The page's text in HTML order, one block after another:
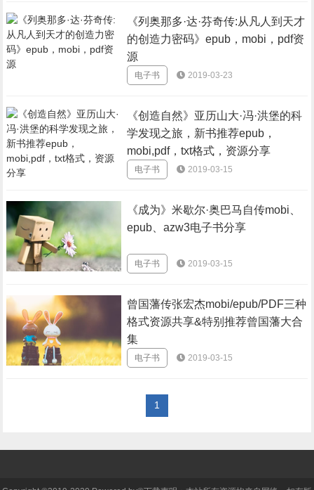
《列奥那多·达·芬奇传:从凡人到天才
的创造力密码》epub，mobi，pdf资
源
电子书 2019-03-23
《创造自然》亚历山大·冯·洪堡的科
学发现之旅，新书推荐epub，
mobi,pdf，txt格式，资源分享
电子书 2019-03-15
《成为》米歇尔·奥巴马自传mobi、
epub、azw3电子书分享
电子书 2019-03-15
曾国藩传张宏杰mobi/epub/PDF三种
格式资源共享&特别推荐曾国藩大合
集
电子书 2019-03-15
1